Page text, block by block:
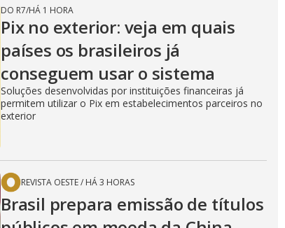
DO R7/HÁ 1 HORA
Pix no exterior: veja em quais
países os brasileiros já
conseguem usar o sistema
Soluções desenvolvidas por instituições financeiras já
permitem utilizar o Pix em estabelecimentos parceiros no
exterior
REVISTA OESTE/ HÁ 3 HORAS
Brasil prepara emissão de títulos